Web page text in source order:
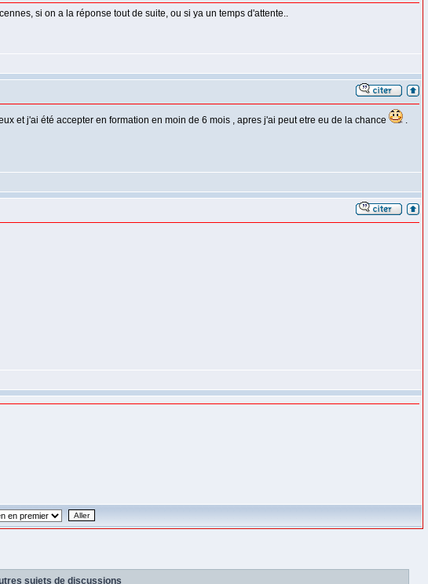
si on a la réponse tout de suite, ou si ya un temps d'attente..
et j'ai été accepter en formation en moin de 6 mois , apres j'ai peut etre eu de la chance
.
sujets de discussions